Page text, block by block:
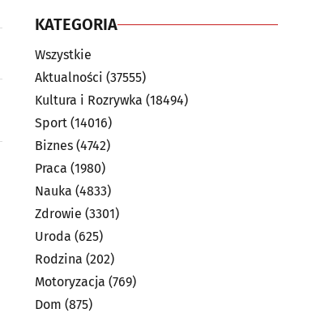
KATEGORIA
Wszystkie
Aktualności (37555)
Kultura i Rozrywka (18494)
Sport (14016)
Biznes (4742)
Praca (1980)
Nauka (4833)
Zdrowie (3301)
Uroda (625)
Rodzina (202)
Motoryzacja (769)
Dom (875)